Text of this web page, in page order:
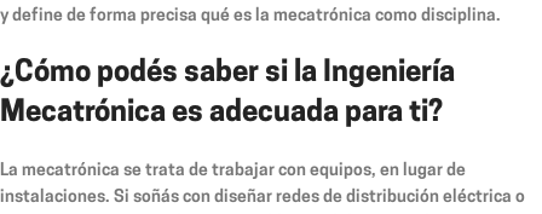
y define de forma precisa qué es la mecatrónica como disciplina.
¿Cómo podés saber si la Ingeniería
Mecatrónica es adecuada para ti?
La mecatrónica se trata de trabajar con equipos, en lugar de
instalaciones. Si soñás con diseñar redes de distribución eléctrica o